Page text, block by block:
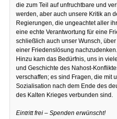
die zum Teil auf unfruchtbare und
werden, aber auch unsere Kritik an
Regierungen, die ungeachtet aller
eine echte Verantwortung für eine
schließlich auch unser Wunsch,
einer Friedenslösung
Hinzu kam das Bedürfnis, uns in
und Geschichte des Nahost-
verschaffen; es sind Fragen, die mit
Sozialisation nach dem Ende des
des Kalten Krieges verbunden sind.
Eintritt frei – Spenden erwünscht!